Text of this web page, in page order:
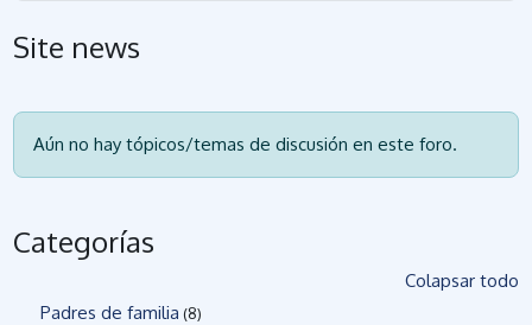
Site news
Aún no hay tópicos/temas de discusión en este foro.
Categorías
Colapsar todo
Padres de familia (8)